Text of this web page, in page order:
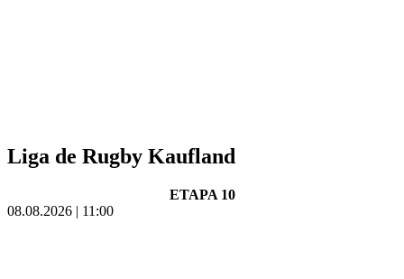
Liga de Rugby Kaufland
ETAPA 10
08.08.2026 | 11:00